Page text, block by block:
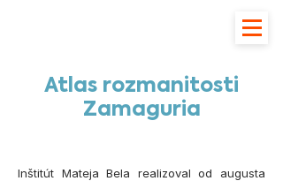
Inštitút Mateja Bela realizoval od augusta
Atlas rozmanitosti
Zamaguria